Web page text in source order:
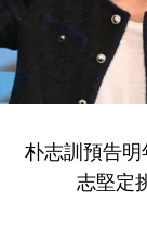
朴志訓預告
志堅定